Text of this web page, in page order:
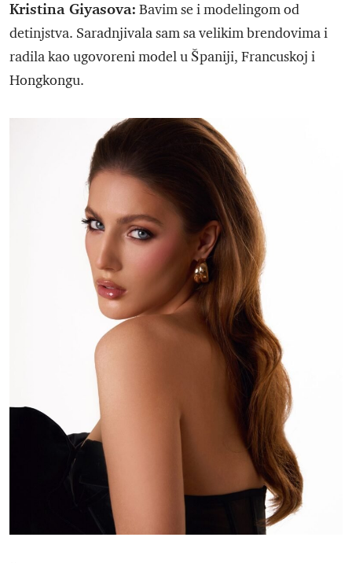
Kristina Giyasova: Bavim se i modelingom od
detinjstva. Saradnjivala sam sa velikim brendovima i
radila kao ugovoreni model u Španiji, Francuskoj i
Hongkongu.